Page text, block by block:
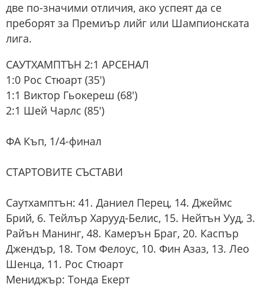
две по-значими отличия, ако успеят да се
преборят за Премиър лийг или Шампионската
лига.
САУТХАМПТЪН 2:1 АРСЕНАЛ
1:0 Рос Стюарт (35')
1:1 Виктор Гьокереш (68')
2:1 Шей Чарлс (85')
ФА Къп, 1/4-финал
СТАРТОВИТЕ СЪСТАВИ
Саутхамптън: 41. Даниел Перец, 14. Джеймс
Брий, 6. Тейлър Харууд-Белис, 15. Нейтън Ууд, 3.
Райън Манинг, 48. Камерън Браг, 20. Каспър
Джендър, 18. Том Фелоус, 10. Фин Азаз, 13. Лео
Шенца, 11. Рос Стюарт
Мениджър: Тонда Екерт